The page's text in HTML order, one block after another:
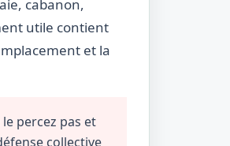
cabanon,
utile contient
et la
percez pas et
collective